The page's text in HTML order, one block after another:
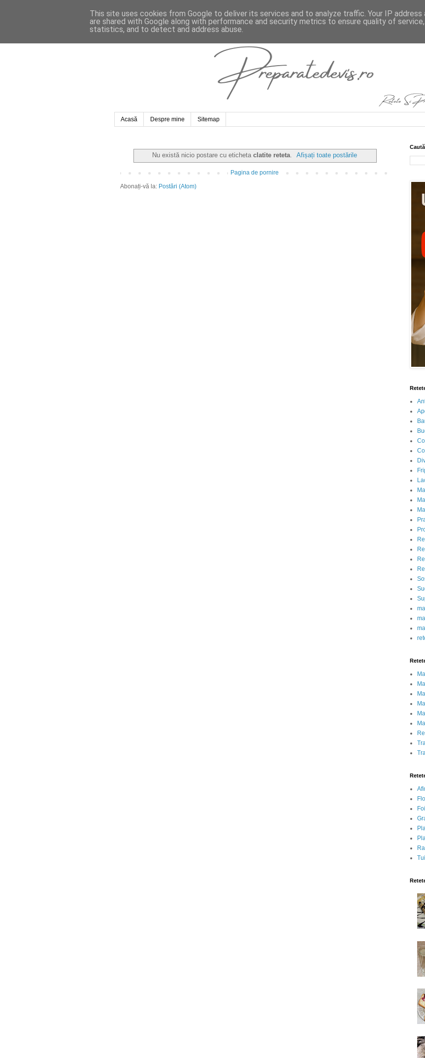
Acasă Despre mine Sitemap
Nu există nicio postare cu eticheta clatite reteta. Afișați toate postările
Pagina de pornire
Abonați-vă la: Postări (Atom)
This site uses cookies from Google to deliver its services and to analyze traffic. Your IP address
are shared with Google along with performance and security metrics to ensure quality of
statistics, and to detect and address abuse.